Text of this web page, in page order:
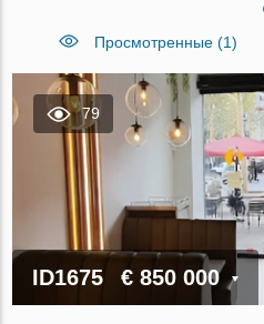
Просмотренные (1)
79
ID1675 € 850 000